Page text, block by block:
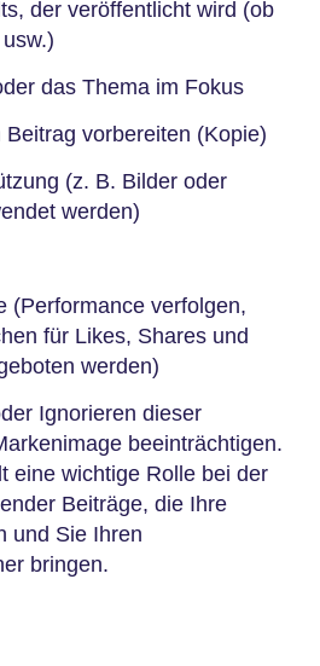
der veröffentlicht wird (ob
das Thema im Fokus
Beitrag vorbereiten (Kopie)
(z. B. Bilder oder
werden)
(Performance verfolgen,
für Likes, Shares und
werden)
Ignorieren dieser
beeinträchtigen.
eine wichtige Rolle bei der
Beiträge, die Ihre
und Sie Ihren
bringen.